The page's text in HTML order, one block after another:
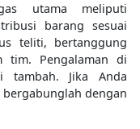
utama meliputi
barang sesuai
teliti, bertanggung
tim. Pengalaman di
tambah. Jika Anda
dengan